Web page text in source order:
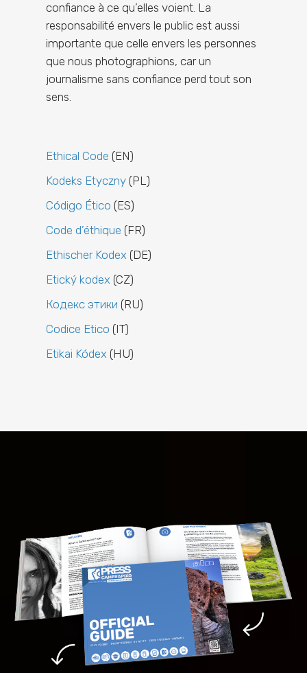
confiance à ce qu’elles voient. La
responsabilité envers le public est aussi
importante que celle envers les personnes
que nous photographions, car un
journalisme sans confiance perd tout son
sens.
Ethical Code (EN)
Kodeks Etyczny (PL)
Código Ético (ES)
Code d’éthique (FR)
Ethischer Kodex (DE)
Etický kodex (CZ)
Кодекс этики (RU)
Codice Etico (IT)
Etikai Kódex (HU)